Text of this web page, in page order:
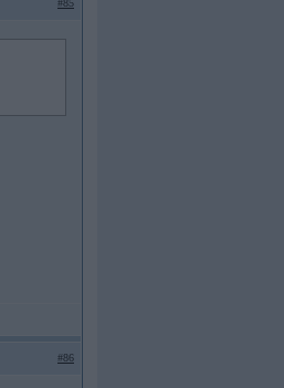
#85
#86